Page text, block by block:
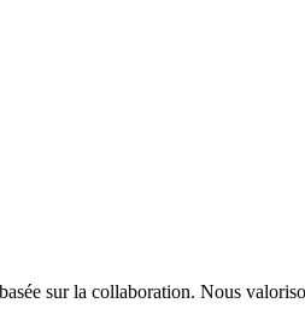
sur la collaboration. Nous